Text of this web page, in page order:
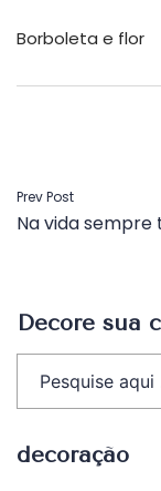
Borboleta e flor
Navegação
de
Prev Post
Na vida sempre
Decore sua
decoração